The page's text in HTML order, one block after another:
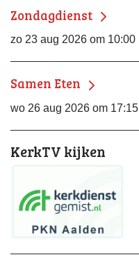
Zondagdienst
zo 23 aug 2026 om 10:00
Samen Eten
wo 26 aug 2026 om 17:15
KerkTV kijken